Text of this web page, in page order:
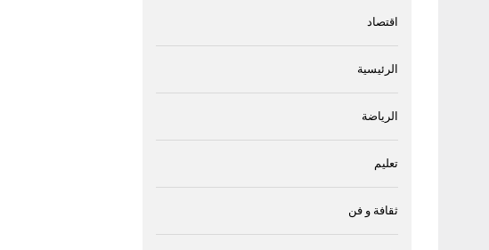
اقتصاد
الرئيسية
الرياضة
تعليم
ثقافة و فن